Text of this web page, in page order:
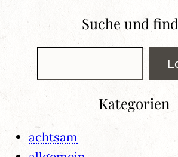
Suche und
Kategorien
achtsam